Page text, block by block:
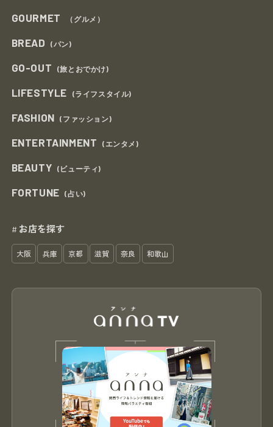
GOURMET （グルメ）
BREAD (パン)
GO-OUT (旅とおでかけ)
LIFESTYLE (ライフスタイル)
FASHION (ファッション)
ENTERTAINMENT (エンタメ)
BEAUTY (ビューティ)
FORTUNE (占い)
# お店を探す
大阪 兵庫 京都 滋賀 奈良 和歌山